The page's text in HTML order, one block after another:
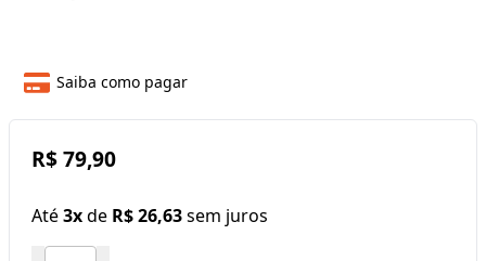
Saiba como pagar
R$ 79,90
Até3xde R$ 26,63sem juros